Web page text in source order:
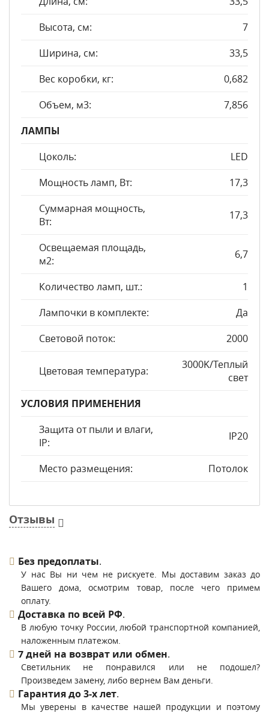
Высота, см:
7
Ширина, см:
33,5
Вес коробки, кг:
0,682
Объем, м3:
7,856
ЛАМПЫ
Цоколь:
LED
Мощность ламп, Вт:
17,3
Суммарная мощность,
Вт:
17,3
Освещаемая площадь,
м2:
6,7
Количество ламп, шт.:
1
Лампочки в комплекте:
Да
Световой поток:
2000
Цветовая температура:
3000K/Теплый
свет
УСЛОВИЯ ПРИМЕНЕНИЯ
Защита от пыли и влаги,
IP:
IP20
Место размещения: Потолок
Отзывы
Без предоплаты.
У нас Вы ни чем не рискуете. Мы доставим заказ до
Вашего дома, осмотрим товар, после чего примем
оплату.
Доставка по всей РФ.
В любую точку России, любой транспортной компанией,
наложенным платежом.
7 дней на возврат или обмен.
Светильник не понравился или не подошел?
Произведем замену, либо вернем Вам деньги.
Гарантия до 3-х лет.
Мы уверены в качестве нашей продукции и поэтому